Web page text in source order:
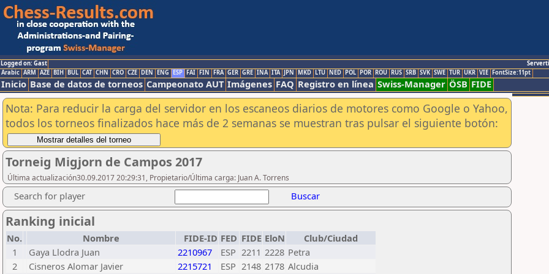
Logged on: Gast
Arabic ARM AZE BIH BUL CAT CHN CRO CZE DEN ENG ESP FAI FIN FRA GER GRE INA ITA JPN MKD LTU NED POL POR ROU RUS SRB SVK SWE TUR UKR VIE FontSize:11pt
Inicio Base de datos de torneos Campeonato AUT Imágenes FAQ Registro en línea Swiss-Manager ÖSB FIDE
Nota: Para reducir la carga del servidor en los escaneos diarios de motores como Google o Yahoo,
todos los torneos finalizados hace más de 2 semanas se muestran tras pulsar el siguiente botón:
Torneig Migjorn de Campos 2017
Última actualización30.09.2017 20:29:31, Propietario/Última carga: Juan A. Torrens
Search for player Buscar
Ranking inicial
No. Nombre FIDE-ID FED FIDE EloN
Club/Ciudad
1
Gaya Llodra Juan 2210967 ESP 2211 2228 Petra
2
Cisneros Alomar Javier 2215721 ESP 2148 2178 Alcudia